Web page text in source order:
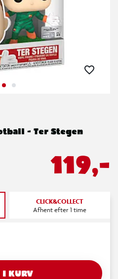
- Ter Stegen
119,-
CLICK&COLLECT
Afhent efter 1 time
KURV